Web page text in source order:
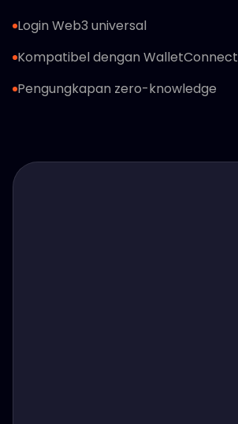
Login Web3 universal
Kompatibel dengan WalletConnect
Pengungkapan zero-knowledge